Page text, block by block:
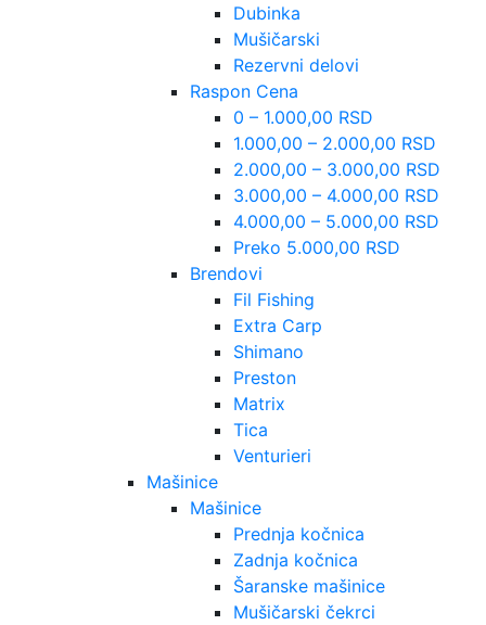
Dubinka
Mušičarski
Rezervni delovi
Raspon Cena
0 – 1.000,00 RSD
1.000,00 – 2.000,00 RSD
2.000,00 – 3.000,00 RSD
3.000,00 – 4.000,00 RSD
4.000,00 – 5.000,00 RSD
Preko 5.000,00 RSD
Brendovi
Fil Fishing
Extra Carp
Shimano
Preston
Matrix
Tica
Venturieri
Mašinice
Mašinice
Prednja kočnica
Zadnja kočnica
Šaranske mašinice
Mušičarski čekrci